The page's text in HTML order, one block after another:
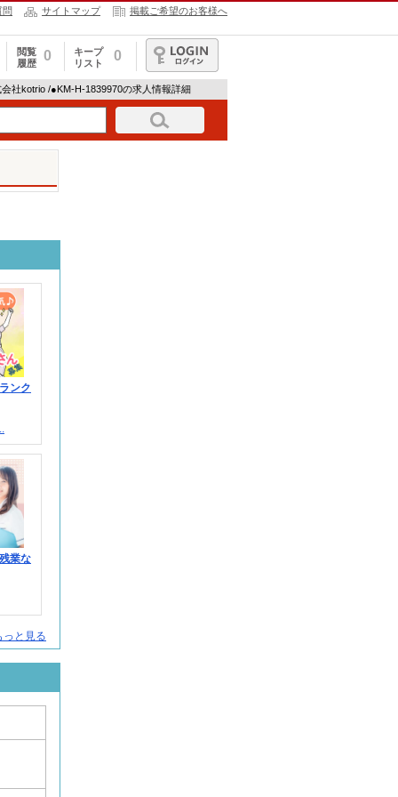
問 サイトマップ 掲載ご希望のお客様へ
閲覧
履歴
0
キープ
リスト
0
ログイン
社kotrio /●KM-H-1839970の求人情報詳細
ンク
業な
と見る